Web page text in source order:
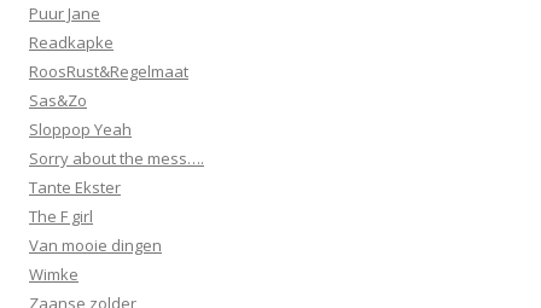
Puur Jane
Readkapke
RoosRust&Regelmaat
Sas&Zo
Sloppop Yeah
Sorry about the mess….
Tante Ekster
The F girl
Van mooie dingen
Wimke
Zaanse zolder